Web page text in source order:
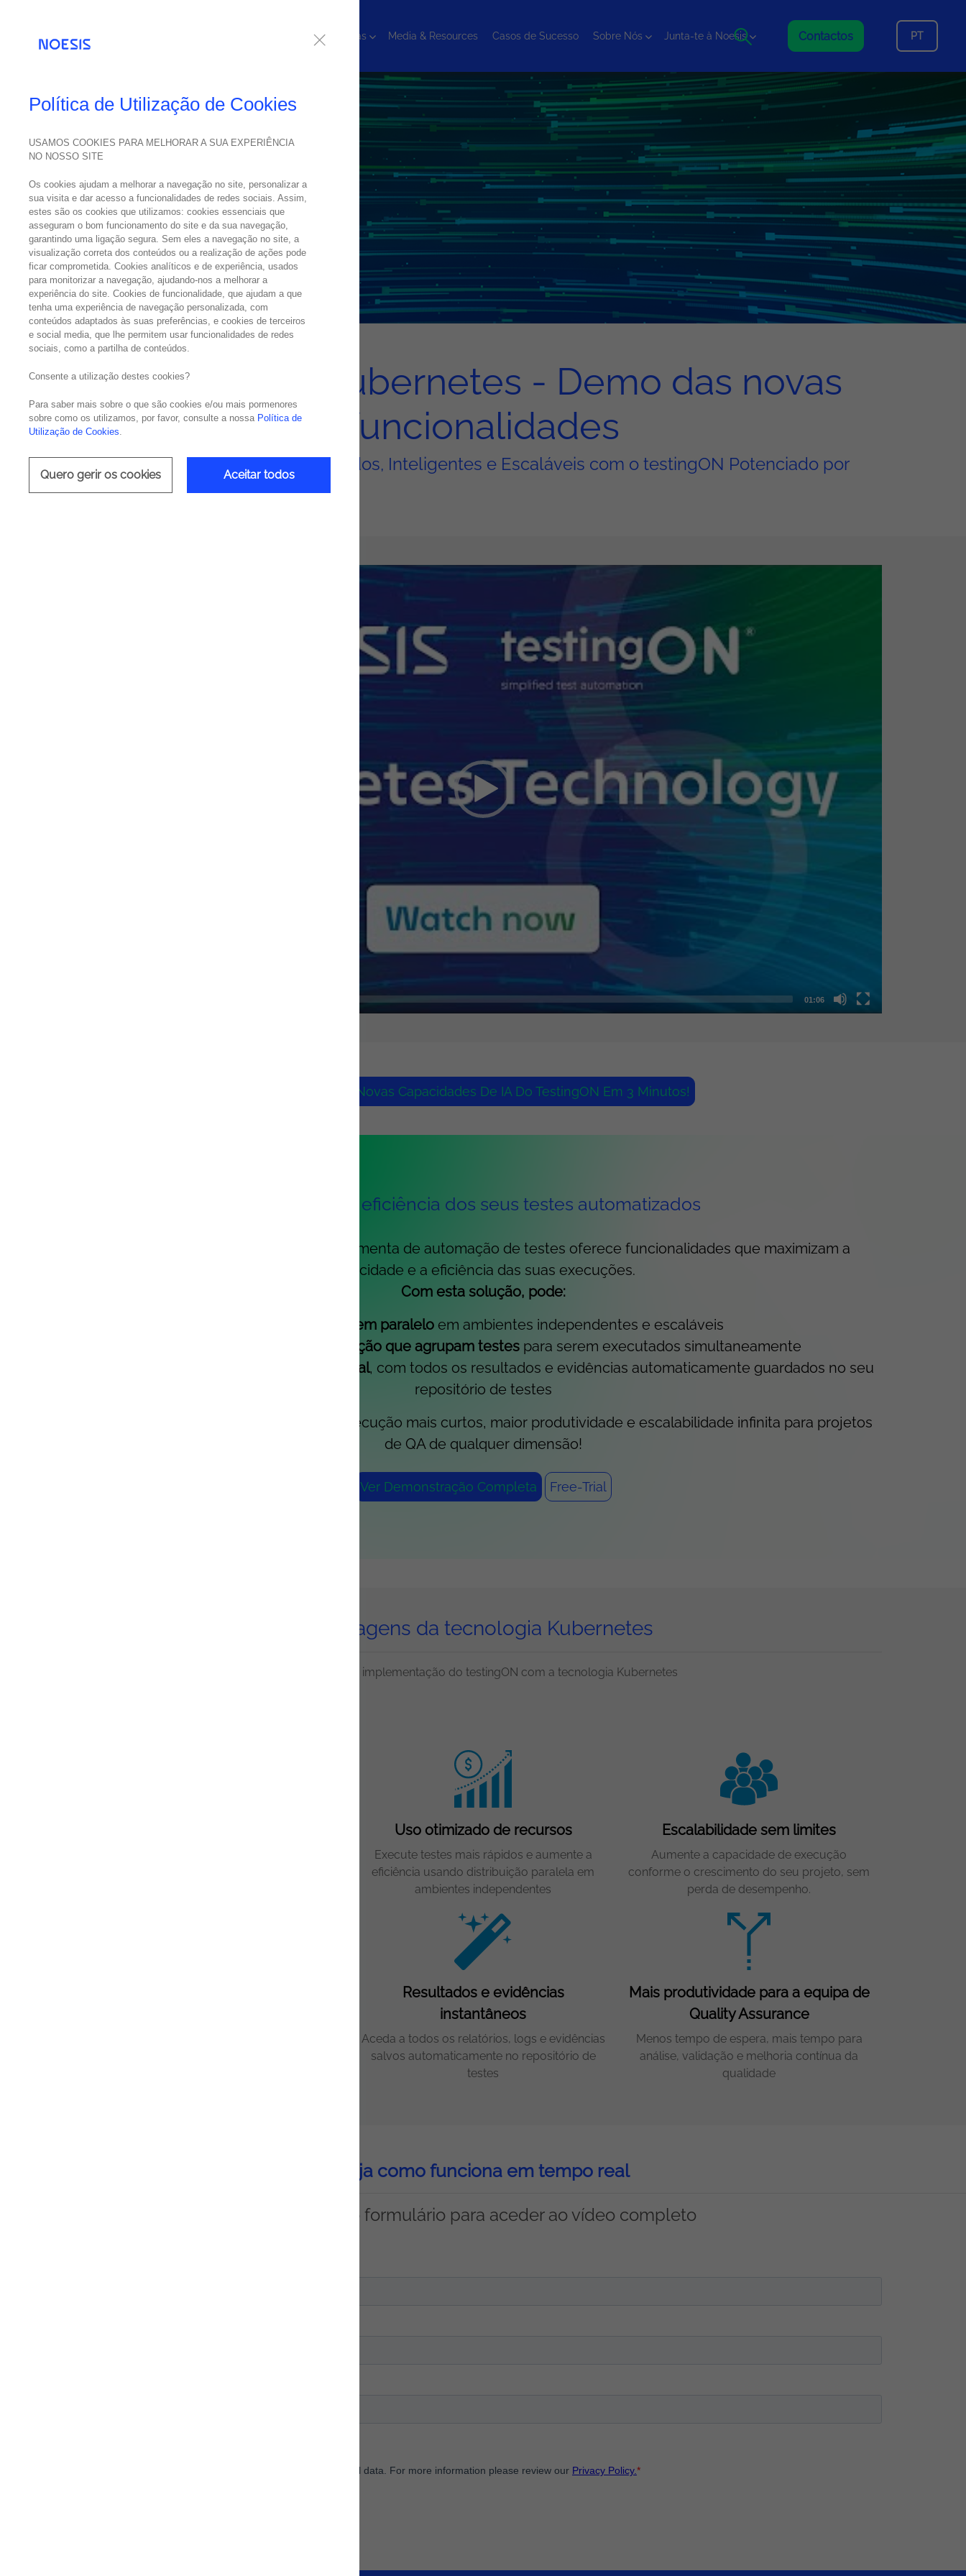
Tecnologias Media & Resources Casos de Sucesso Sobre Nós Junta-te à Noesis Contactos PT
Tecnologia Kubernetes - Demo das novas
funcionalidades
Execute Projetos de QA Mais Rápidos, Inteligentes e Escaláveis com o testingON Potenciado por
Kubernetes
01:06
Descubra As Novas Capacidades De IA Do TestingON Em 3 Minutos!
Aumente a eficiência dos seus testes automatizados
Descubra como esta poderosa ferramenta de automação de testes oferece funcionalidades que maximizam a
velocidade e a eficiência das suas execuções.
Com esta solução, pode:
Execute testes em paralelo em ambientes independentes e escaláveis
- Configurar planos de execução que agrupam testes para serem executados simultaneamente
- Acompanhar a execução em tempo real, com todos os resultados e evidências automaticamente guardados no seu
repositório de testes
tempos de execução mais curtos, maior produtividade e escalabilidade infinita para projetos
de QA de qualquer dimensão!
Ver Demonstração Completa Free-Trial
Vantagens da tecnologia Kubernetes
Benefícios da implementação do testingON com a tecnologia Kubernetes
Uso otimizado de recursos
Execute testes mais rápidos e aumente a
eficiência usando distribuição paralela em
ambientes independentes
Escalabilidade sem limites
Aumente a capacidade de execução
conforme o crescimento do seu projeto, sem
perda de desempenho.
Resultados e evidências
instantâneos
Aceda a todos os relatórios, logs e evidências
salvos automaticamente no repositório de
testes
Mais produtividade para a equipa de
Quality Assurance
Menos tempo de espera, mais tempo para
análise, validação e melhoria contínua da
qualidade
Veja como funciona em tempo real
Preencha o formulário para aceder ao vídeo completo
Política de Utilização de Cookies
USAMOS COOKIES PARA MELHORAR A SUA EXPERIÊNCIA
NO NOSSO SITE
Os cookies ajudam a melhorar a navegação no site, personalizar a
sua visita e dar acesso a funcionalidades de redes sociais. Assim,
estes são os cookies que utilizamos: cookies essenciais que
asseguram o bom funcionamento do site e da sua navegação,
garantindo uma ligação segura. Sem eles a navegação no site, a
visualização correta dos conteúdos ou a realização de ações pode
ficar comprometida. Cookies analíticos e de experiência, usados
para monitorizar a navegação, ajudando-nos a melhorar a
experiência do site. Cookies de funcionalidade, que ajudam a que
tenha uma experiência de navegação personalizada, com
conteúdos adaptados às suas preferências, e cookies de terceiros
e social media, que lhe permitem usar funcionalidades de redes
sociais, como a partilha de conteúdos.
Consente a utilização destes cookies?
Para saber mais sobre o que são cookies e/ou mais pormenores
sobre como os utilizamos, por favor, consulte a nossa Política de
Utilização de Cookies.
Quero gerir os cookies Aceitar todos